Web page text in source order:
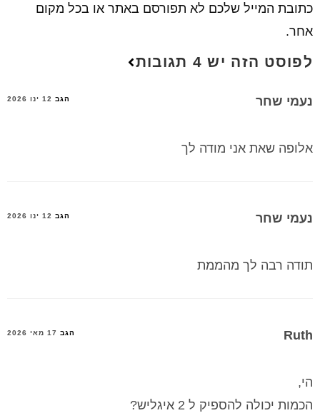
כתובת המייל שלכם לא תפורסם באתר או בכל מקום
אחר.
לפוסט הזה יש 4 תגובות
נעמי שחר הגב 12 ינו 2026
אלופה שאת אני מודה לך
נעמי שחר הגב 12 ינו 2026
תודה רבה לך מהממת
Ruth הגב 17 מאי 2026
הי,
הכמות יכולה להספיק ל 2 איגליש?